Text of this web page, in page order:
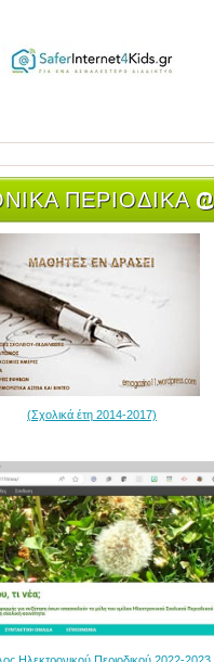
ΠΕΡΙΟΔΙΚΆ
(Σχολικά έτη 2014-2017)